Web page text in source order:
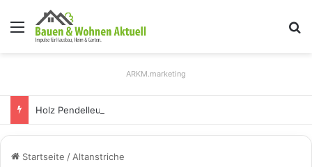
Menü
ARKM.marketing
Startseite / Altanstriche